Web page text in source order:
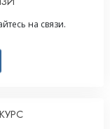
на связи.